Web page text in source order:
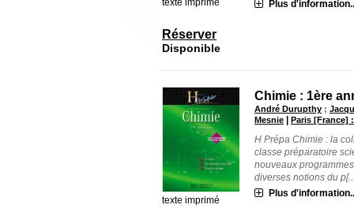
texte imprimé Plus
Réserver
Disponible
texte imprimé
Chimie : 1ère
André Durupthy ;
Mesnie
|Paris [France]
H Prépa Chimie : la
classe préparatoire
nouveaux
diverses notions du
Plus